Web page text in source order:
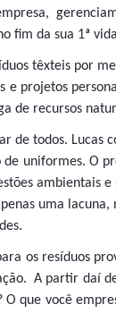
fim da sua 1ª
têxteis por
e projetos
de recursos
de todos. Lucas
de uniformes. O
ambientais e
uma lacuna,
.
os resíduos
A partir daí
que você